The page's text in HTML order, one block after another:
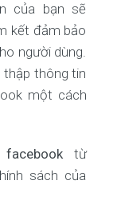
của bạn sẽ
kết đảm bảo
người dùng.
thông tin
một cách
từ
sách của